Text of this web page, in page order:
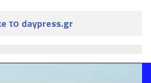
το daypress.gr